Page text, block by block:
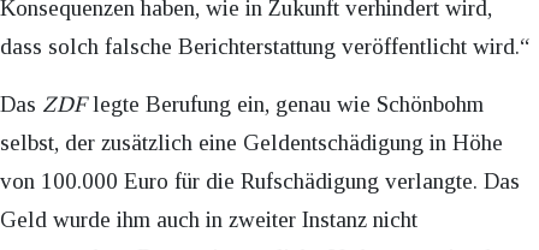
Konsequenzen haben, wie in Zukunft verhindert wird,
dass solch falsche Berichterstattung veröffentlicht wird.“
Das ZDFlegte Berufung ein, genau wie Schönbohm
selbst, der zusätzlich eine Geldentschädigung in Höhe
von 100.000 Euro für die Rufschädigung verlangte. Das
Geld wurde ihm auch in zweiter Instanz nicht